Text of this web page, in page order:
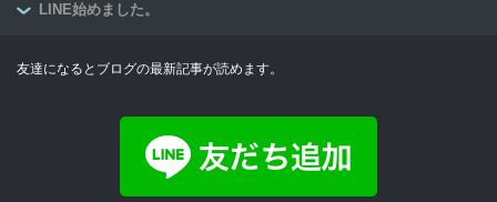
LINE始めました。
友達になるとブログの最新記事が読めます。